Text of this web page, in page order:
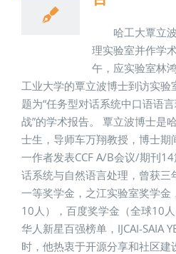
哈工大覃立
理实验室并作学
午，应实验室林
工业大学的覃立波博士到访实验
题为“任务型对话系统中口语语
战”的学术报告。 覃立波博士是
士生，导师车万翔教授，博士
一作者发表CCF A/B会议/期刊
话系统与自然语言处理，曾获三
一等奖学金，之江实验室奖学金
10人），百度奖学金（全球10
华人新星百强榜单，IJCAI-SAIA
时，他热衷于开源分享和社区